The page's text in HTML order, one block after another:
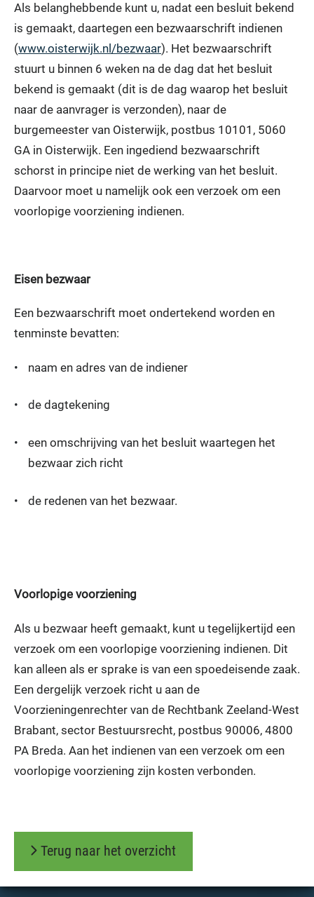
Als belanghebbende kunt u, nadat een besluit bekend
is gemaakt, daartegen een bezwaarschrift indienen
(www.oisterwijk.nl/bezwaar). Het bezwaarschrift
stuurt u binnen 6 weken na de dag dat het besluit
bekend is gemaakt (dit is de dag waarop het besluit
naar de aanvrager is verzonden), naar de
burgemeester van Oisterwijk, postbus 10101, 5060
GA in Oisterwijk. Een ingediend bezwaarschrift
schorst in principe niet de werking van het besluit.
Daarvoor moet u namelijk ook een verzoek om een
voorlopige voorziening indienen.
Eisen bezwaar
Een bezwaarschrift moet ondertekend worden en
tenminste bevatten:
• naam en adres van de indiener
• de dagtekening
•
een omschrijving van het besluit waartegen het
bezwaar zich richt
• de redenen van het bezwaar.
Voorlopige voorziening
Als u bezwaar heeft gemaakt, kunt u tegelijkertijd een
verzoek om een voorlopige voorziening indienen. Dit
kan alleen als er sprake is van een spoedeisende zaak.
Een dergelijk verzoek richt u aan de
Voorzieningenrechter van de Rechtbank Zeeland-West
Brabant, sector Bestuursrecht, postbus 90006, 4800
PA Breda. Aan het indienen van een verzoek om een
voorlopige voorziening zijn kosten verbonden.
Terug naar het overzicht